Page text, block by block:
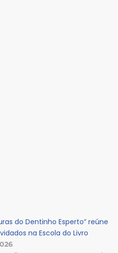
do Dentinho Esperto” reúne
na Escola do Livro